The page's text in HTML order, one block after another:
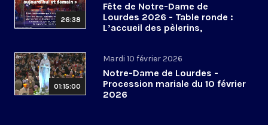
26:38
Fête de Notre-Dame de
Lourdes 2026 - Table ronde :
L’accueil des pèlerins,
01:15:00
Mardi 10 février 2026
Notre-Dame de Lourdes -
Procession mariale du 10 février
2026